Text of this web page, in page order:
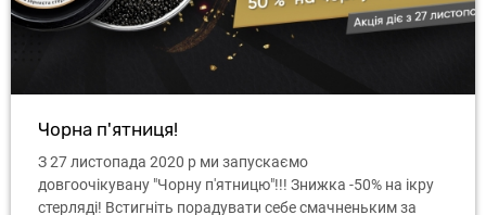
Чорна п'ятниця!
З 27 листопада 2020 р ми запускаємо
довгоочікувану "Чорну п'ятницю"!!! Знижка -50% на ікру
стерляді! Встигніть порадувати себе смачненьким за